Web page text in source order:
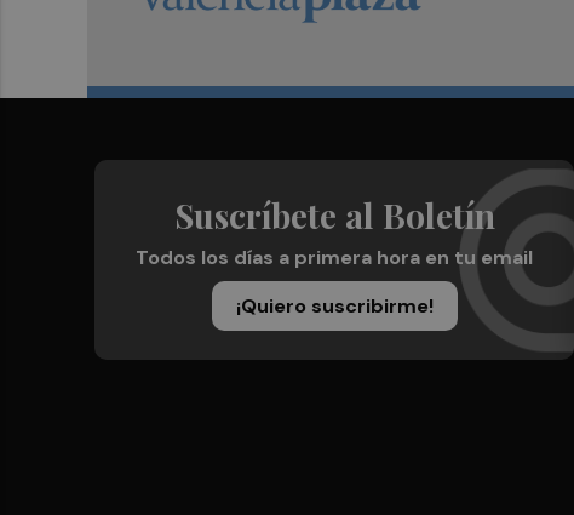
Suscríbete al Boletín
Todos los días a primera hora en tu email
¡Quiero suscribirme!